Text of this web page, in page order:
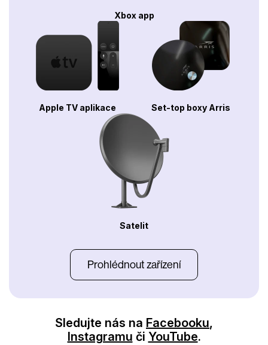
Xbox app
Apple TV aplikace Set-top boxy Arris
Satelit
Prohlédnout zařízení
Sledujte nás na Facebooku,
Instagramu či YouTube.